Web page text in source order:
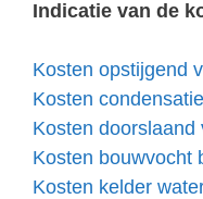
Indicatie van de
Kosten opstijgend
Kosten
Kosten doorslaand
Kosten bouwvocht
Kosten kelder